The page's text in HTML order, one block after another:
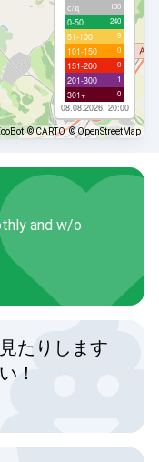
с/д 100
0-50 240
51-100 9
101-150 0
151-200 0
201-300 1
301+ 0
08.08.2026, 20:00
© CARTO © OpenStreetMap
and w/o
たりします
！